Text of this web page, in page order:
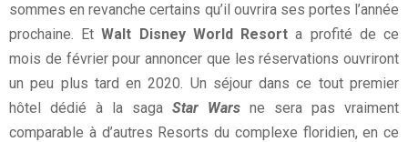
sommes en revanche certains qu’il ouvrira ses portes l’année
prochaine. EtWalt Disney World Resort a profité de ce
mois de février pour annoncer que les réservations ouvriront
un peu plus tard en 2020. Un séjour dans ce tout premier
hôtel dédié à la saga Star Wars ne sera pas vraiment
comparable à d’autres Resorts du complexe floridien, en ce